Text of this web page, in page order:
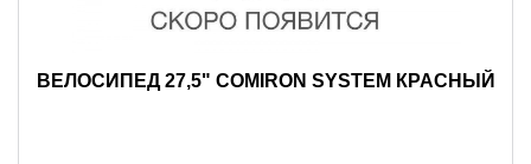
ВЕЛОСИПЕД 27,5" COMIRON SYSTEM КРАСНЫЙ